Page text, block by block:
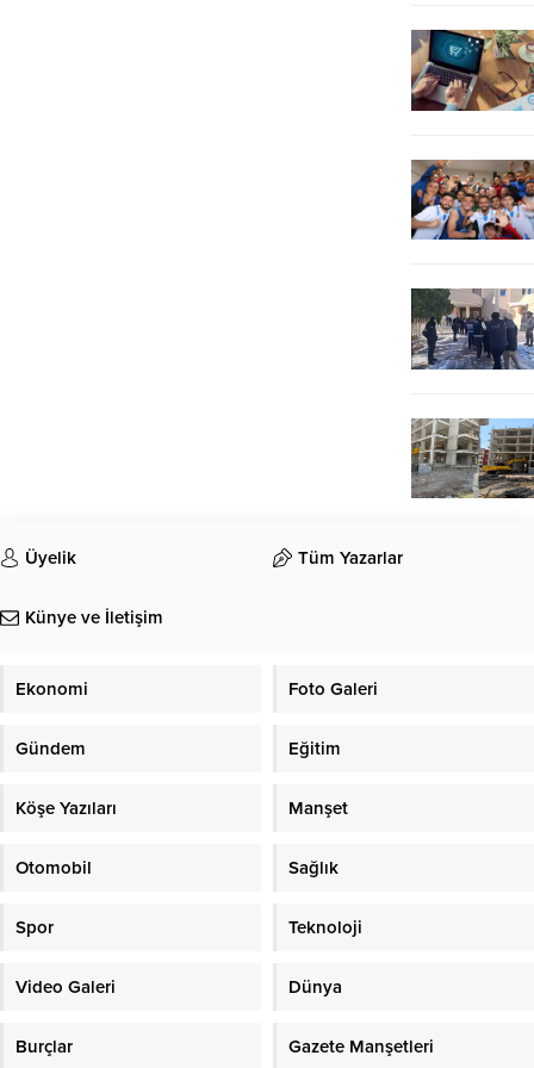
Üyelik Tüm Yazarlar
Künye ve İletişim
Ekonomi Foto Galeri
Gündem Eğitim
Köşe Yazıları Manşet
Otomobil Sağlık
Spor Teknoloji
Video Galeri Dünya
Burçlar Gazete Manşetleri